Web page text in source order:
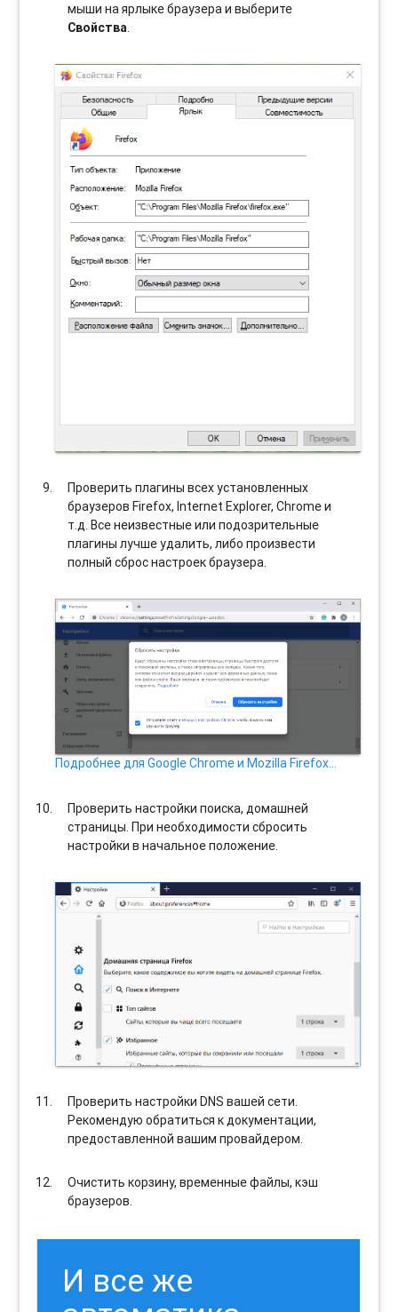
мыши на ярлыке браузера и выберите
Свойства.
Проверить плагины всех установленных
браузеров Firefox, Internet Explorer, Chrome и
т.д. Все неизвестные или подозрительные
плагины лучше удалить, либо произвести
полный сброс настроек браузера.
Подробнее для Google Chrome и Mozilla Firefox…
Проверить настройки поиска, домашней
страницы. При необходимости сбросить
настройки в начальное положение.
Проверить настройки DNS вашей сети.
Рекомендую обратиться к документации,
предоставленной вашим провайдером.
Очистить корзину, временные файлы, кэш
браузеров.
И все же